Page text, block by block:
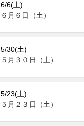
6/6(土)
６月６日（土）
5/30(土)
５月３０日（土）
5/23(土)
５月２３日（土）